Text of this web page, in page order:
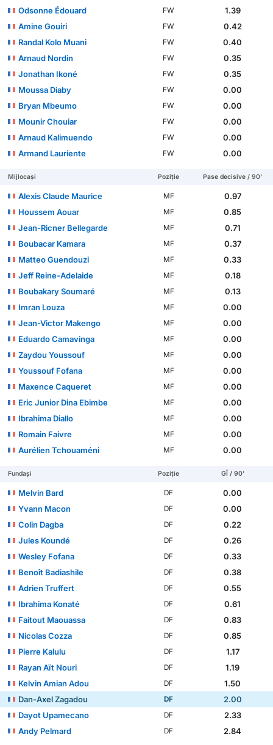
Odsonne Édouard
FW
1.39
Amine Gouiri
FW
0.42
Randal Kolo Muani
FW
0.40
Arnaud Nordin
FW
0.35
Jonathan Ikoné
FW
0.35
Moussa Diaby
FW
0.00
Bryan Mbeumo
FW
0.00
Mounir Chouiar
FW
0.00
Arnaud Kalimuendo
FW
0.00
Armand Lauriente
FW 0.00
Mijlocași Poziție Pase decisive / 90'
Alexis Claude Maurice MF
0.97
Houssem Aouar
MF
0.85
Jean-Ricner Bellegarde
MF
0.71
Boubacar Kamara
MF
0.37
Matteo Guendouzi
MF
0.33
Jeff Reine-Adelaide
MF
0.18
Boubakary Soumaré
MF
0.13
Imran Louza
MF
0.00
Jean-Victor Makengo
MF
0.00
Eduardo Camavinga
MF
0.00
Zaydou Youssouf
MF
0.00
Youssouf Fofana
MF
0.00
Maxence Caqueret
MF
0.00
Eric Junior Dina Ebimbe
MF
0.00
Ibrahima Diallo
MF
0.00
Romain Faivre
MF
0.00
Aurélien Tchouaméni
MF 0.00
Fundași Poziție GÎ / 90'
Melvin Bard DF
0.00
Yvann Macon
DF
0.00
Colin Dagba
DF
0.22
Jules Koundé
DF
0.26
Wesley Fofana
DF
0.33
Benoît Badiashile
DF
0.38
Adrien Truffert
DF
0.55
Ibrahima Konaté
DF
0.61
Faitout Maouassa
DF
0.83
Nicolas Cozza
DF
0.85
Pierre Kalulu
DF
1.17
Rayan Aït Nouri
DF
1.19
Kelvin Amian Adou
DF
1.50
Dan-Axel Zagadou
DF
2.00
Dayot Upamecano
DF
2.33
Andy Pelmard
DF 2.84